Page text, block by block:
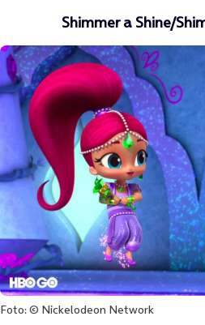
Shimmer a Shine/
Foto: © Nickelodeon Network